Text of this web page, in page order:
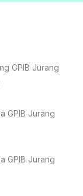
GPIB Jurang
GPIB Jurang
GPIB Jurang